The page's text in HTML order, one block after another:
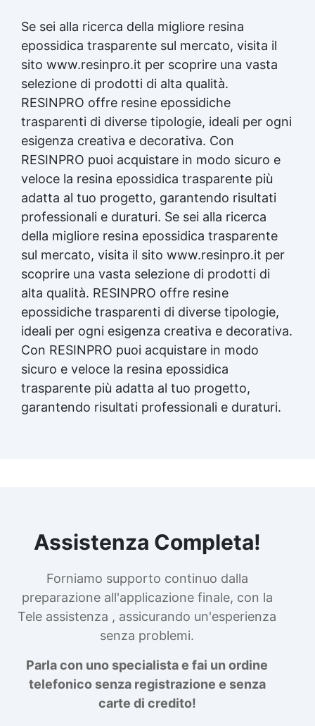
Se sei alla ricerca della migliore resina
epossidica trasparente sul mercato, visita il
sito www.resinpro.it per scoprire una vasta
selezione di prodotti di alta qualità.
RESINPRO offre resine epossidiche
trasparenti di diverse tipologie, ideali per ogni
esigenza creativa e decorativa. Con
RESINPRO puoi acquistare in modo sicuro e
veloce la resina epossidica trasparente più
adatta al tuo progetto, garantendo risultati
professionali e duraturi. Se sei alla ricerca
della migliore resina epossidica trasparente
sul mercato, visita il sito www.resinpro.it per
scoprire una vasta selezione di prodotti di
alta qualità. RESINPRO offre resine
epossidiche trasparenti di diverse tipologie,
ideali per ogni esigenza creativa e decorativa.
Con RESINPRO puoi acquistare in modo
sicuro e veloce la resina epossidica
trasparente più adatta al tuo progetto,
garantendo risultati professionali e duraturi.
Assistenza Completa!
Forniamo supporto continuo dalla
preparazione all'applicazione finale, con la
Tele assistenza , assicurando un'esperienza
senza problemi.
Parla con uno specialista e fai un ordine
telefonico senza registrazione e senza
carte di credito!